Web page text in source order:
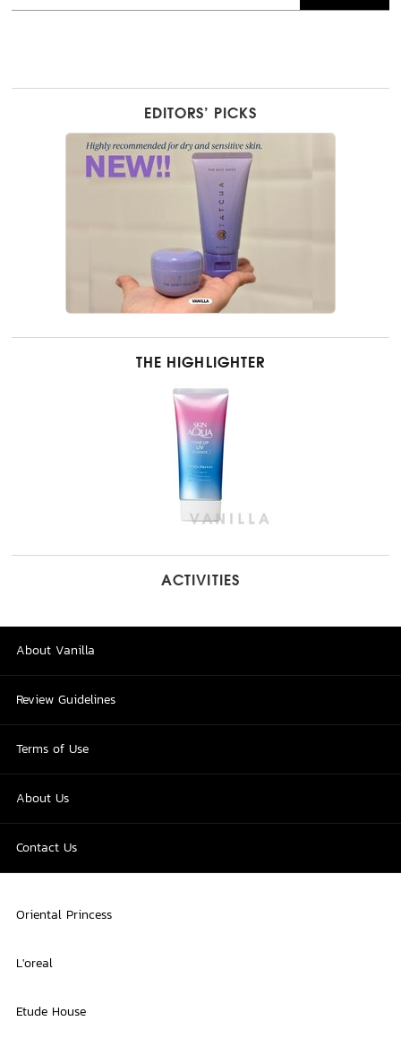
EDITORS’ PICKS
THE HIGHLIGHTER
ACTIVITIES
About Vanilla
Review Guidelines
Terms of Use
About Us
Contact Us
Oriental Princess
L'oreal
Etude House